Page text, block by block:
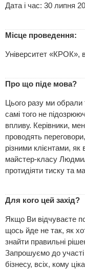
Дата і час: 30 липня
Місце проведення:
Університет «КРОК»,
Про що піде мова?
Цього разу ми обрали
самі того не
впливу. Керівники,
проводять
різними клієнтами, як
майстер-класу
протидіяти тиску та
Для кого цей захід?
Якщо Ви відчуваєте
щось йде не так, як
знайти правильні
Запрошуємо до участі
бізнесу, всіх, кому